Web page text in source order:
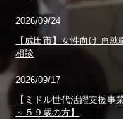
2026/09/24
【成田市】女性向け 再
相談
2026/09/17
【ミドル世代活躍支援
～５９歳の方】